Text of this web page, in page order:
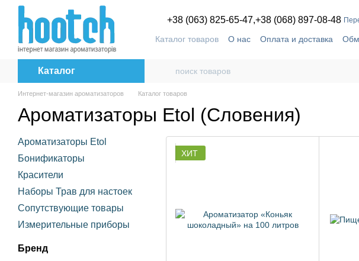
Перейти к основному контенту
+38 (063) 825-65-47,+38 (068) 897-08-48
Каталог товаров О нас Оплата и доставка
Каталог
Интернет-магазин ароматизаторов Каталог товаров
Ароматизаторы Etol (Словения)
ХИТ
Ароматизаторы Etol
Бонификаторы
Красители
Наборы Трав для настоек
Сопутствующие товары
Измерительные приборы
Бренд